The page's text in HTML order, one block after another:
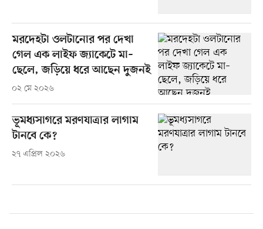
মরদেহটা ওলটানোর পর দেখা
গেল এক লাইফ জ্যাকেটে মা–
ছেলে, জড়িয়ে ধরে আছেন দুজনই
০২ মে ২০২৬
ভূমধ্যসাগরে মরণযাত্রার লাগাম
টানবে কে?
২৭ এপ্রিল ২০২৬